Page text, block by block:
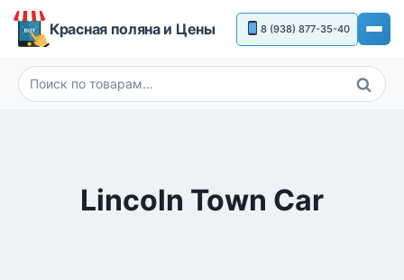
Перейти
Красная поляна и Цены 8 (938) 877-35-40
Искать:
Поиск
Lincoln Town Car